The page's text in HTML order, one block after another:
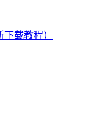
载教程）